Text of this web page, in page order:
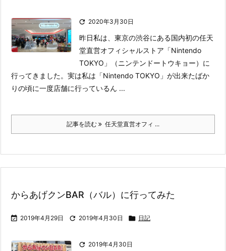
 2020年3月30日
昨日私は、東京の渋谷にある国内初の任天
堂直営オフィシャルストア「Nintendo
TOKYO」（ニンテンドートウキョー）に
行ってきました。 実は私は「Nintendo TOKYO」が出来たばか
りの頃に一度店舗に行っているん ...
記事を読む 任天堂直営オフィ ...
からあげクンBAR（バル）に行ってみた
 2019年4月29日  2019年4月30日  日記
 2019年4月30日